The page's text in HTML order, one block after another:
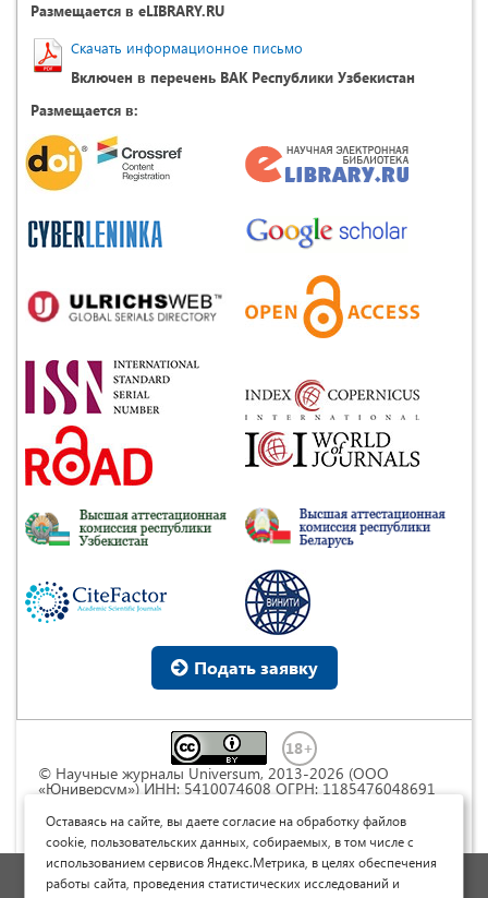
Размещается в eLIBRARY.RU
Скачать информационное письмо
Включен в перечень ВАК Республики Узбекистан
Размещается в:
Подать заявку
© Научные журналы Universum, 2013-2026 (ООО
«Юниверсум») ИНН: 5410074608 ОГРН: 1185476048691
Commons « Attribution» («Атрибуция») 4.0
Непортированная
Политика обработки персональных данных
Оставаясь на сайте, вы даете согласие на обработку файлов
cookie, пользовательских данных, собираемых, в том числе с
использованием сервисов Яндекс.Метрика, в целях обеспечения
работы сайта, проведения статистических исследований и